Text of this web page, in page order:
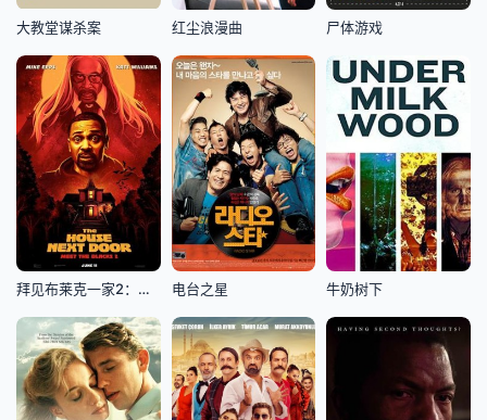
大教堂谋杀案 红尘浪漫曲 尸体游戏
拜见布莱克一家2：邻家有鬼 电台之星 牛奶树下